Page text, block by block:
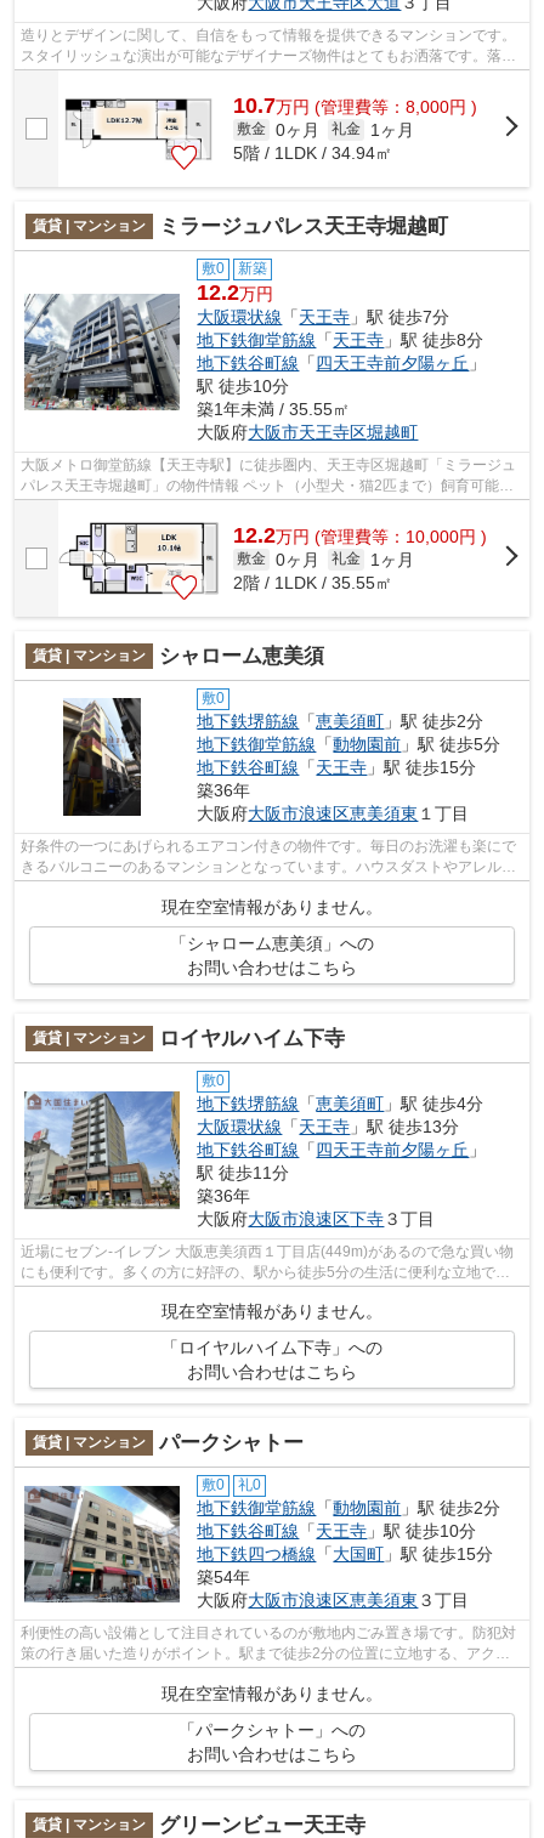
造りとデザインに関して、自信をもって情報を提供できるマンションです。
スタイリッシュな演出が可能なデザイナーズ物件はとてもお洒落です。落ち
10.7万円 (管理費等：8,000円 )
敷金 0ヶ月 礼金
1ヶ月
5階 / 1LDK / 34.94㎡
賃貸 | マンション ミラージュパレス天王寺堀越町
敷0 新築
12.2万円
大阪環状線 「天王寺 」駅 徒歩7分
地下鉄御堂筋線 「天王寺 」駅 徒歩8分
地下鉄谷町線 「四天王寺前夕陽ヶ丘 」
駅 徒歩10分
築1年未満 / 35.55㎡
大阪府大阪市天王寺区堀越町
大阪メトロ御堂筋線【天王寺駅】に徒歩圏内、天王寺区堀越町「ミラージュ
パレス天王寺堀越町」の物件情報 ペット（小型犬・猫2匹まで）飼育可能な
12.2万円 (管理費等：10,000円 )
敷金 0ヶ月 礼金
1ヶ月
2階 / 1LDK / 35.55㎡
賃貸 | マンション シャローム恵美須
敷0
地下鉄堺筋線 「恵美須町 」駅 徒歩2分
地下鉄御堂筋線 「動物園前 」駅 徒歩5分
地下鉄谷町線 「天王寺 」駅 徒歩15分
築36年
大阪府大阪市浪速区恵美須東 １丁目
好条件の一つにあげられるエアコン付きの物件です。毎日のお洗濯も楽にで
きるバルコニーのあるマンションとなっています。ハウスダストやアレルギ
現在空室情報がありません。
「シャローム恵美須」への
お問い合わせはこちら
賃貸 | マンション ロイヤルハイム下寺
敷0
地下鉄堺筋線 「恵美須町 」駅 徒歩4分
大阪環状線 「天王寺 」駅 徒歩13分
地下鉄谷町線 「四天王寺前夕陽ヶ丘 」
駅 徒歩11分
築36年
大阪府大阪市浪速区下寺３丁目
近場にセブン‐イレブン 大阪恵美須西１丁目店(449m)があるので急な買い物
にも便利です。多くの方に好評の、駅から徒歩5分の生活に便利な立地で
す。景色や日当たりにこだわったお部屋探...
現在空室情報がありません。
「ロイヤルハイム下寺」への
お問い合わせはこちら
賃貸 | マンション パークシャトー
敷0 礼0
地下鉄御堂筋線 「動物園前 」駅 徒歩2分
地下鉄谷町線 「天王寺 」駅 徒歩10分
地下鉄四つ橋線 「大国町 」駅 徒歩15分
築54年
大阪府大阪市浪速区恵美須東 ３丁目
利便性の高い設備として注目されているのが敷地内ごみ置き場です。防犯対
策の行き届いた造りがポイント。駅まで徒歩2分の位置に立地する、アクセ
現在空室情報がありません。
「パークシャトー」への
お問い合わせはこちら
賃貸 | マンション グリーンビュー天王寺